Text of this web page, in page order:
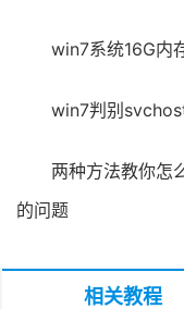
win7系统16G内
win7判别
两种方法教你怎
的问题
相关教程